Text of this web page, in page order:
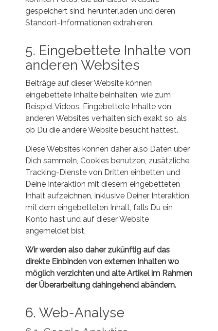
gespeichert sind, herunterladen und deren
Standort-Informationen extrahieren.
5. Eingebettete Inhalte von
anderen Websites
Beiträge auf dieser Website können
eingebettete Inhalte beinhalten, wie zum
Beispiel Videos. Eingebettete Inhalte von
anderen Websites verhalten sich exakt so, als
ob Du die andere Website besucht hättest.
Diese Websites können daher also Daten über
Dich sammeln, Cookies benutzen, zusätzliche
Tracking-Dienste von Dritten einbetten und
Deine Interaktion mit diesem eingebetteten
Inhalt aufzeichnen, inklusive Deiner Interaktion
mit dem eingebetteten Inhalt, falls Du ein
Konto hast und auf dieser Website
angemeldet bist.
Wir werden also daher zukünftig auf das
direkte Einbinden von externen Inhalten wo
möglich verzichten und alte Artikel im Rahmen
der Überarbeitung dahingehend abändern.
6. Web-Analyse